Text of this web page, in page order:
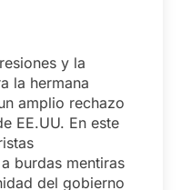
y la
la hermana
amplio rechazo
EE.UU. En este
burdas mentiras
del gobierno